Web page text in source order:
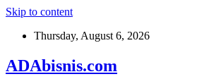
Skip to content
Thursday, August 6, 2026
ADAbisnis.com